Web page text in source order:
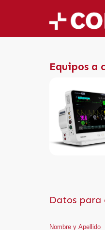
Equipos a
Datos para